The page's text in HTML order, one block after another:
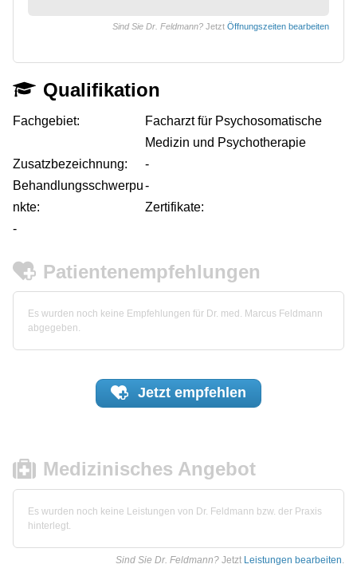
Sind Sie Dr. Feldmann? Jetzt Öffnungszeiten bearbeiten
Qualifikation
Fachgebiet:
Facharzt für Psychosomatische
Medizin und Psychotherapie
Zusatzbezeichnung:
-
Behandlungsschwerpu
nkte:
-
Zertifikate:
-
Patientenempfehlungen
Es wurden noch keine Empfehlungen für Dr. med. Marcus Feldmann
abgegeben.
Jetzt empfehlen
Medizinisches Angebot
Es wurden noch keine Leistungen von Dr. Feldmann bzw. der Praxis
hinterlegt.
Sind Sie Dr. Feldmann? Jetzt Leistungen bearbeiten.